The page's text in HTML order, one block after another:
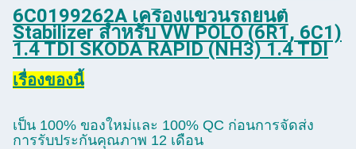
6C0199262A เครื่องแขวนรถยนต์
Stabilizer สําหรับ VW POLO (6R1, 6C1)
1.4 TDI SKODA RAPID (NH3) 1.4 TDI
เรื่องของนี้
เป็น 100% ของใหม่และ 100% QC ก่อนการจัดส่ง
การรับประกันคุณภาพ 12 เดือน